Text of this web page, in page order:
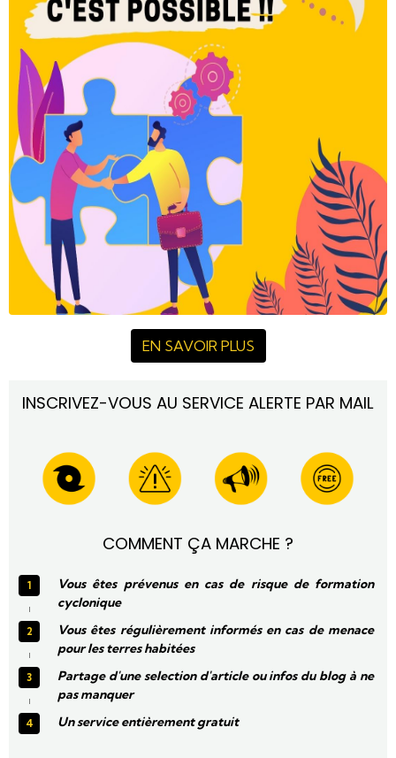
EN SAVOIR PLUS
INSCRIVEZ-VOUS AU SERVICE ALERTE PAR MAIL
COMMENT ÇA MARCHE ?
Vous êtes prévenus en cas de risque de formation
cyclonique
Vous êtes régulièrement informés en cas de menace
pour les terres habitées
Partage d'une selection d'article ou infos du blog à ne
pas manquer
Un service entièrement gratuit